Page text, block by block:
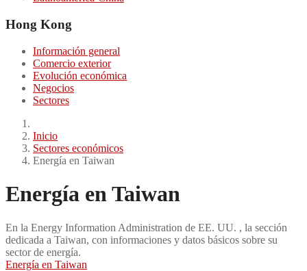
Hong Kong
Información general
Comercio exterior
Evolución económica
Negocios
Sectores
Inicio
Sectores económicos
Energía en Taiwan
Energía en Taiwan
En la Energy Information Administration de EE. UU. , la sección
dedicada a Taiwan, con informaciones y datos básicos sobre su
sector de energía.
Energía en Taiwan